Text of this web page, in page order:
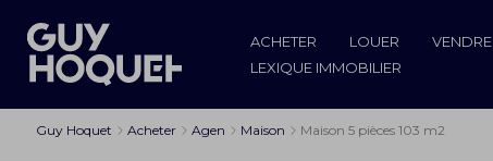
ACHETER LOUER VENDRE
LEXIQUE IMMOBILIER
Guy Hoquet Acheter Agen Maison Maison 5 pièces 103 m2